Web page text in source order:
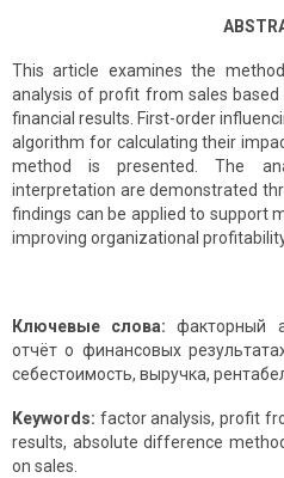
This article examines the
analysis of profit from sales
financial results. First-order
algorithm for calculating their
method is presented. The
interpretation are demonstrated
findings can be applied to support
improving organizational
Ключевые слова:факторный
отчёт о финансовых
себестоимость, выручка,
Keywords: factor analysis, profit
results, absolute difference
on sales.